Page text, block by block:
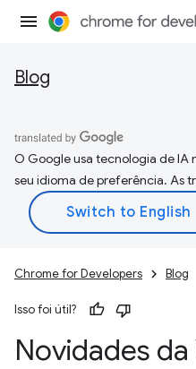
Blog
O Google usa tecnologia de IA
seu idioma de preferência. As
Chrome for Developers Blog
Isso foi útil?
Novidades da